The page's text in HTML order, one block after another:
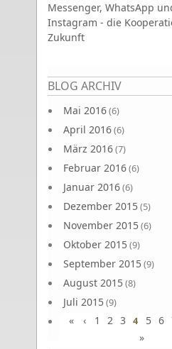
Messenger, WhatsApp
Instagram - die
Zukunft
BLOG ARCHIV
Mai 2016(6)
April 2016(6)
März 2016(7)
Februar 2016(6)
Januar 2016(6)
Dezember 2015(5)
November 2015(6)
Oktober 2015(9)
September 2015(9)
August 2015(8)
Juli 2015(9)
Juni 2015(9)
Seiten
« ‹ 1 2 3 4 5 6
»